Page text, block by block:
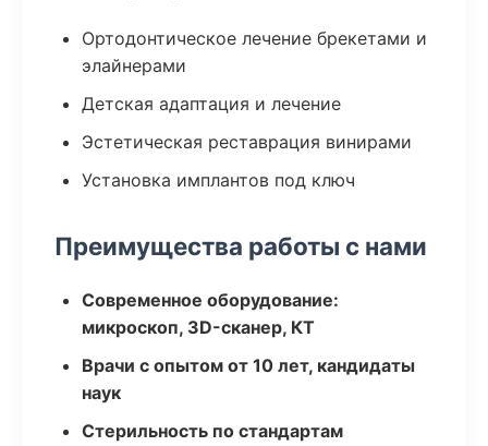
Ортодонтическое лечение брекетами и
элайнерами
Детская адаптация и лечение
Эстетическая реставрация винирами
Установка имплантов под ключ
Преимущества работы с нами
Современное оборудование:
микроскоп, 3D-сканер, КТ
Врачи с опытом от 10 лет, кандидаты
наук
Стерильность по стандартам